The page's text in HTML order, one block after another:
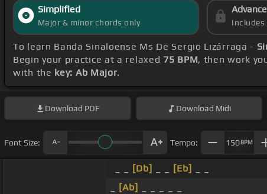
Simplified
Major & minor chords only
To learn Banda Sinaloense Ms De Sergio Lizárraga -
Begin your practice at a relaxed 75 BPM, then work
with the key: Ab Major.
Download PDF Download Midi
Font Size: Tempo: 150BPM
[Db] [Eb]
[Ab]